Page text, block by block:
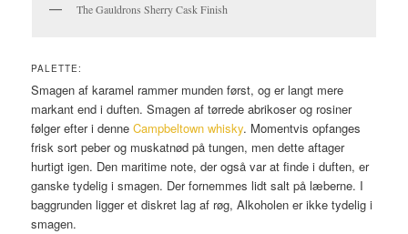
The Gauldrons Sherry Cask Finish
PALETTE:
Smagen af karamel rammer munden først, og er langt mere
markant end i duften. Smagen af tørrede abrikoser og rosiner
følger efter i denneCampbeltown whisky. Momentvis opfanges
frisk sort peber og muskatnød på tungen, men dette aftager
hurtigt igen. Den maritime note, der også var at finde i duften, er
ganske tydelig i smagen. Der fornemmes lidt salt på læberne. I
baggrunden ligger et diskret lag af røg, Alkoholen er ikke tydelig i
smagen.